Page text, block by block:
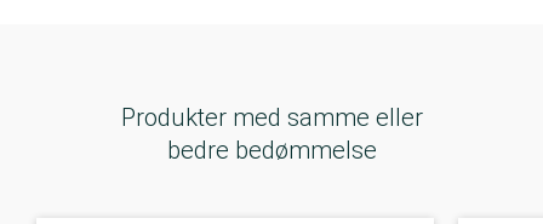
Produkter med samme eller
bedre bedømmelse